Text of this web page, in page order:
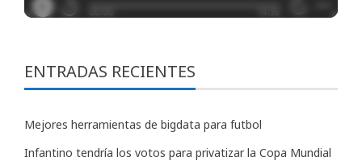
ENTRADAS RECIENTES
Mejores herramientas de bigdata para futbol
Infantino tendría los votos para privatizar la Copa Mundial